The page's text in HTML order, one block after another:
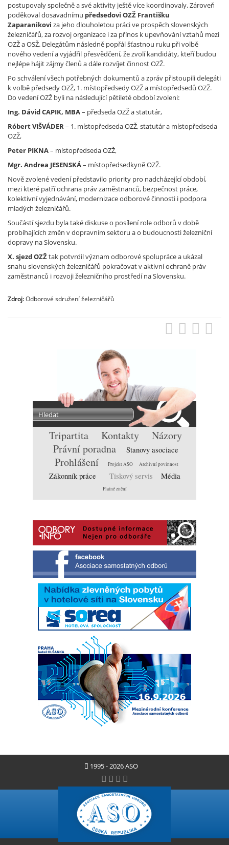
postupovaly společně a své aktivity ještě více koordinovaly. Zároveň
poděkoval dosavadnímu předsedovi OZŽ Františku
Zaparanikovi za jeho dlouholetou práci ve prospěch slovenských
železničářů, za rozvoj organizace i za přínos k upevňování vztahů mezi
OZŽ a OSŽ. Delegátům následně popřál šťastnou ruku při volbě
nového vedení a vyjádřil přesvědčení, že zvolí kandidáty, kteří budou
nejlépe hájit zájmy členů a dále rozvíjet činnost OZŽ.
Po schválení všech potřebných dokumentů a zpráv přistoupili delegáti
k volbě předsedy OZŽ, 1. místopředsedy OZŽ a místopředsedů OZŽ.
Do vedení OZŽ byli na následující pětileté období zvoleni:
Ing. Dávid CAPIK, MBA– předseda OZŽ a statutár,
Róbert VIŠVÁDER– 1. místopředseda OZŽ, statutár a místopředseda
OZŽ,
Peter PIKNA– místopředseda OZŽ,
Mgr. Andrea JESENSKÁ– místopředsedkyně OZŽ.
Nově zvolené vedení představilo priority pro nadcházející období,
mezi které patří ochrana práv zaměstnanců, bezpečnost práce,
kolektivní vyjednávání, modernizace odborové činnosti i podpora
mladých železničářů.
Součástí sjezdu byla také diskuse o posílení role odborů v době
probíhajících změn v dopravním sektoru a o budoucnosti železniční
dopravy na Slovensku.
X. sjezd OZŽtak potvrdil význam odborové spolupráce a ukázal
snahu slovenských železničářů pokračovat v aktivní ochraně práv
zaměstnanců i rozvoji železničního prostředí na Slovensku.
Zdroj:Odborové sdružení železničářů
Tripartita Kontakty
Názory
Právní poradna
Stanovy asociace
Prohlášení Projekt ASO Archivní povinnost
Zákonník práce Tiskový servis Média
Platné znění
1995 - 2026 ASO